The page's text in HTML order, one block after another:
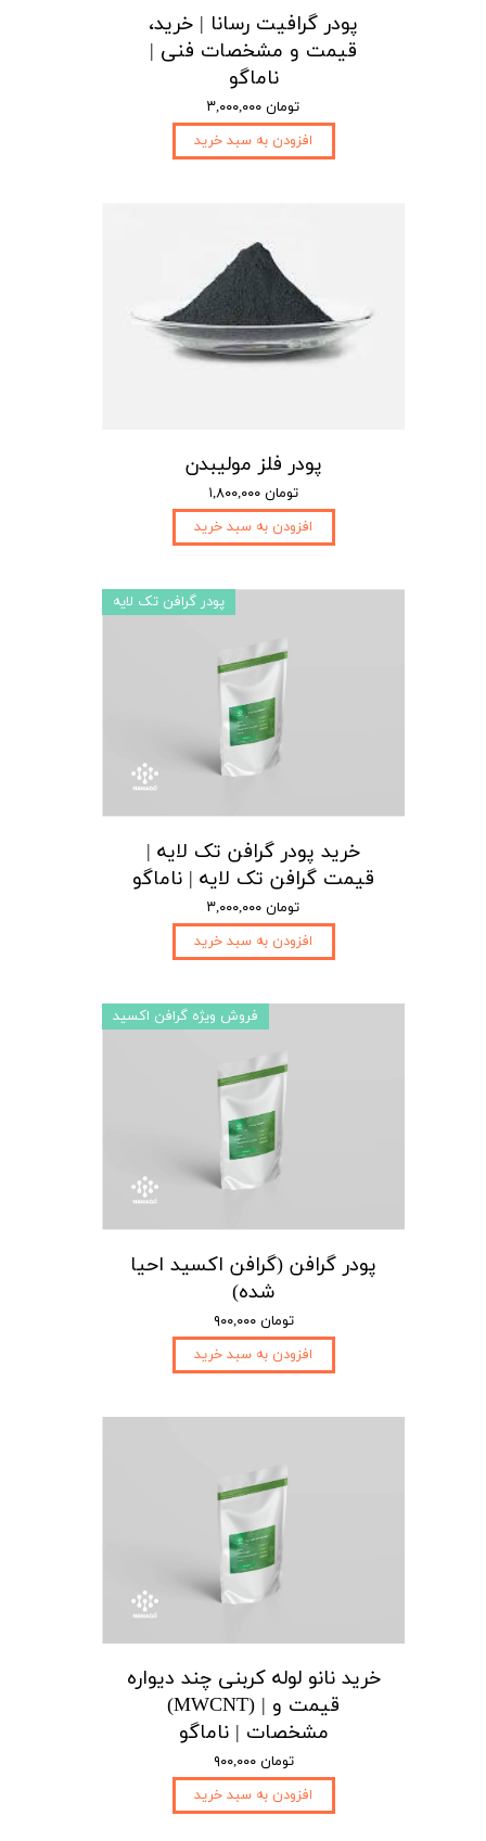
پودر گرافیت رسانا | خرید،
قیمت و مشخصات فنی |
ناماگو
۳,۰۰۰,۰۰۰ تومان
افزودن به سبد خرید
پودر فلز مولیبدن
۱,۸۰۰,۰۰۰ تومان
افزودن به سبد خرید
خرید پودر گرافن تک لایه |
قیمت گرافن تک لایه | ناماگو
۳,۰۰۰,۰۰۰ تومان
افزودن به سبد خرید
پودر گرافن تک لایه
پودر گرافن (گرافن اکسید احیا
شده)
۹۰۰,۰۰۰ تومان
افزودن به سبد خرید
فروش ویژه گرافن اکسید
خرید نانو لوله کربنی چند دیواره
(MWCNT) | قیمت و
مشخصات | ناماگو
۹۰۰,۰۰۰ تومان
افزودن به سبد خرید